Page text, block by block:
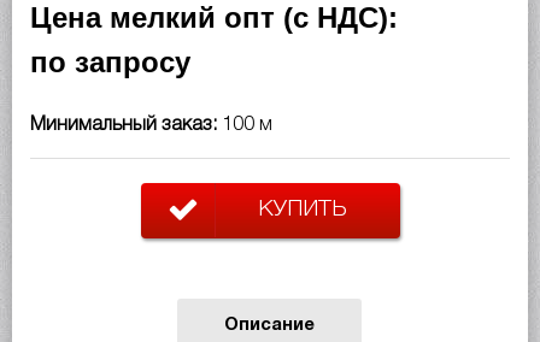
Цена мелкий опт (с НДС):
по запросу
Минимальный заказ: 100 м
КУПИТЬ
Описание